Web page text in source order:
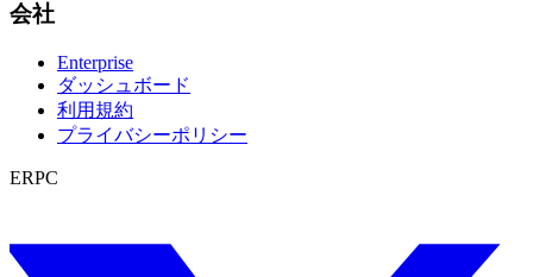
会社
Enterprise
ダッシュボード
利用規約
プライバシーポリシー
ERPC